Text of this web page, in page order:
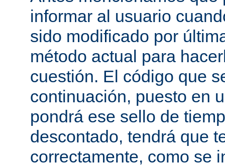
informar al usuario
sido modificado por
método actual para
cuestión. El código que
continuación, puesto en
pondrá ese sello de
descontado, tendrá que
correctamente, como se